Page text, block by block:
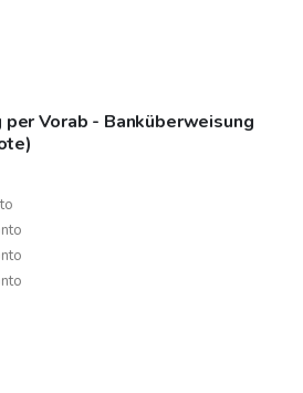
Vorab - Banküberweisung